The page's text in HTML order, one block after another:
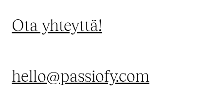
Ota yhteyttä!
hello@passiofy.com